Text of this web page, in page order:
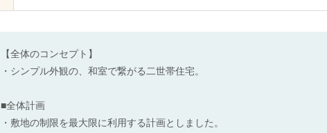
【全体のコンセプト】
・シンプル外観の、和室で繋がる二世帯住宅。
■全体計画
・敷地の制限を最大限に利用する計画としました。